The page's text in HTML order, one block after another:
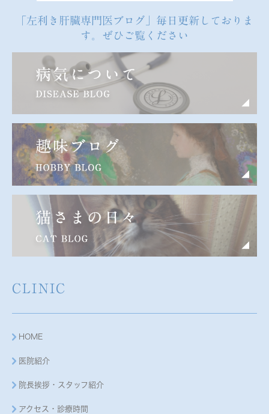
「左利き肝臓専門医ブログ」毎日更新しておりま
す。ぜひご覧ください
CLINIC
HOME
医院紹介
院長挨拶・スタッフ紹介
アクセス・診療時間